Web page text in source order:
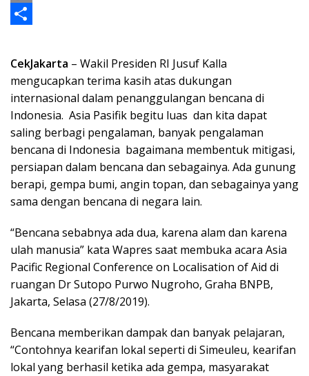
on
e
r
s
p
p
ea
l
w
t
t
e
r
C
p
y
L
i
n
k
h
a
r
e
CekJakarta – Wakil Presiden RI Jusuf Kalla
mengucapkan terima kasih atas dukungan
internasional dalam penanggulangan bencana di
Indonesia. Asia Pasifik begitu luas dan kita dapat
saling berbagi pengalaman, banyak pengalaman
bencana di Indonesia bagaimana membentuk mitigasi,
persiapan dalam bencana dan sebagainya. Ada gunung
berapi, gempa bumi, angin topan, dan sebagainya yang
sama dengan bencana di negara lain.
“Bencana sebabnya ada dua, karena alam dan karena
ulah manusia” kata Wapres saat membuka acara Asia
Pacific Regional Conference on Localisation of Aid di
ruangan Dr Sutopo Purwo Nugroho, Graha BNPB,
Jakarta, Selasa (27/8/2019).
Bencana memberikan dampak dan banyak pelajaran,
“Contohnya kearifan lokal seperti di Simeuleu, kearifan
lokal yang berhasil ketika ada gempa, masyarakat